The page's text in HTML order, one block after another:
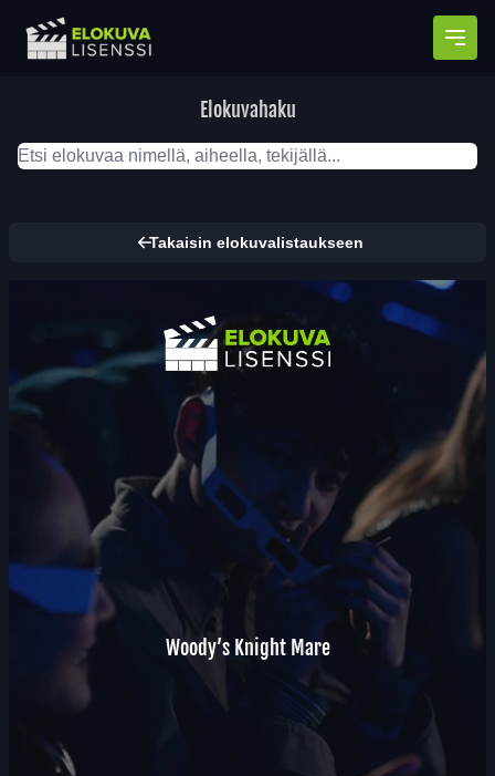
Elokuvahaku
Takaisin elokuvalistaukseen
Woody’s Knight Mare